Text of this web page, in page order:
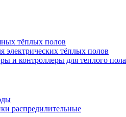
тёплых полов
электрических тёплых полов
и контроллеры для теплого пола
распредилительные